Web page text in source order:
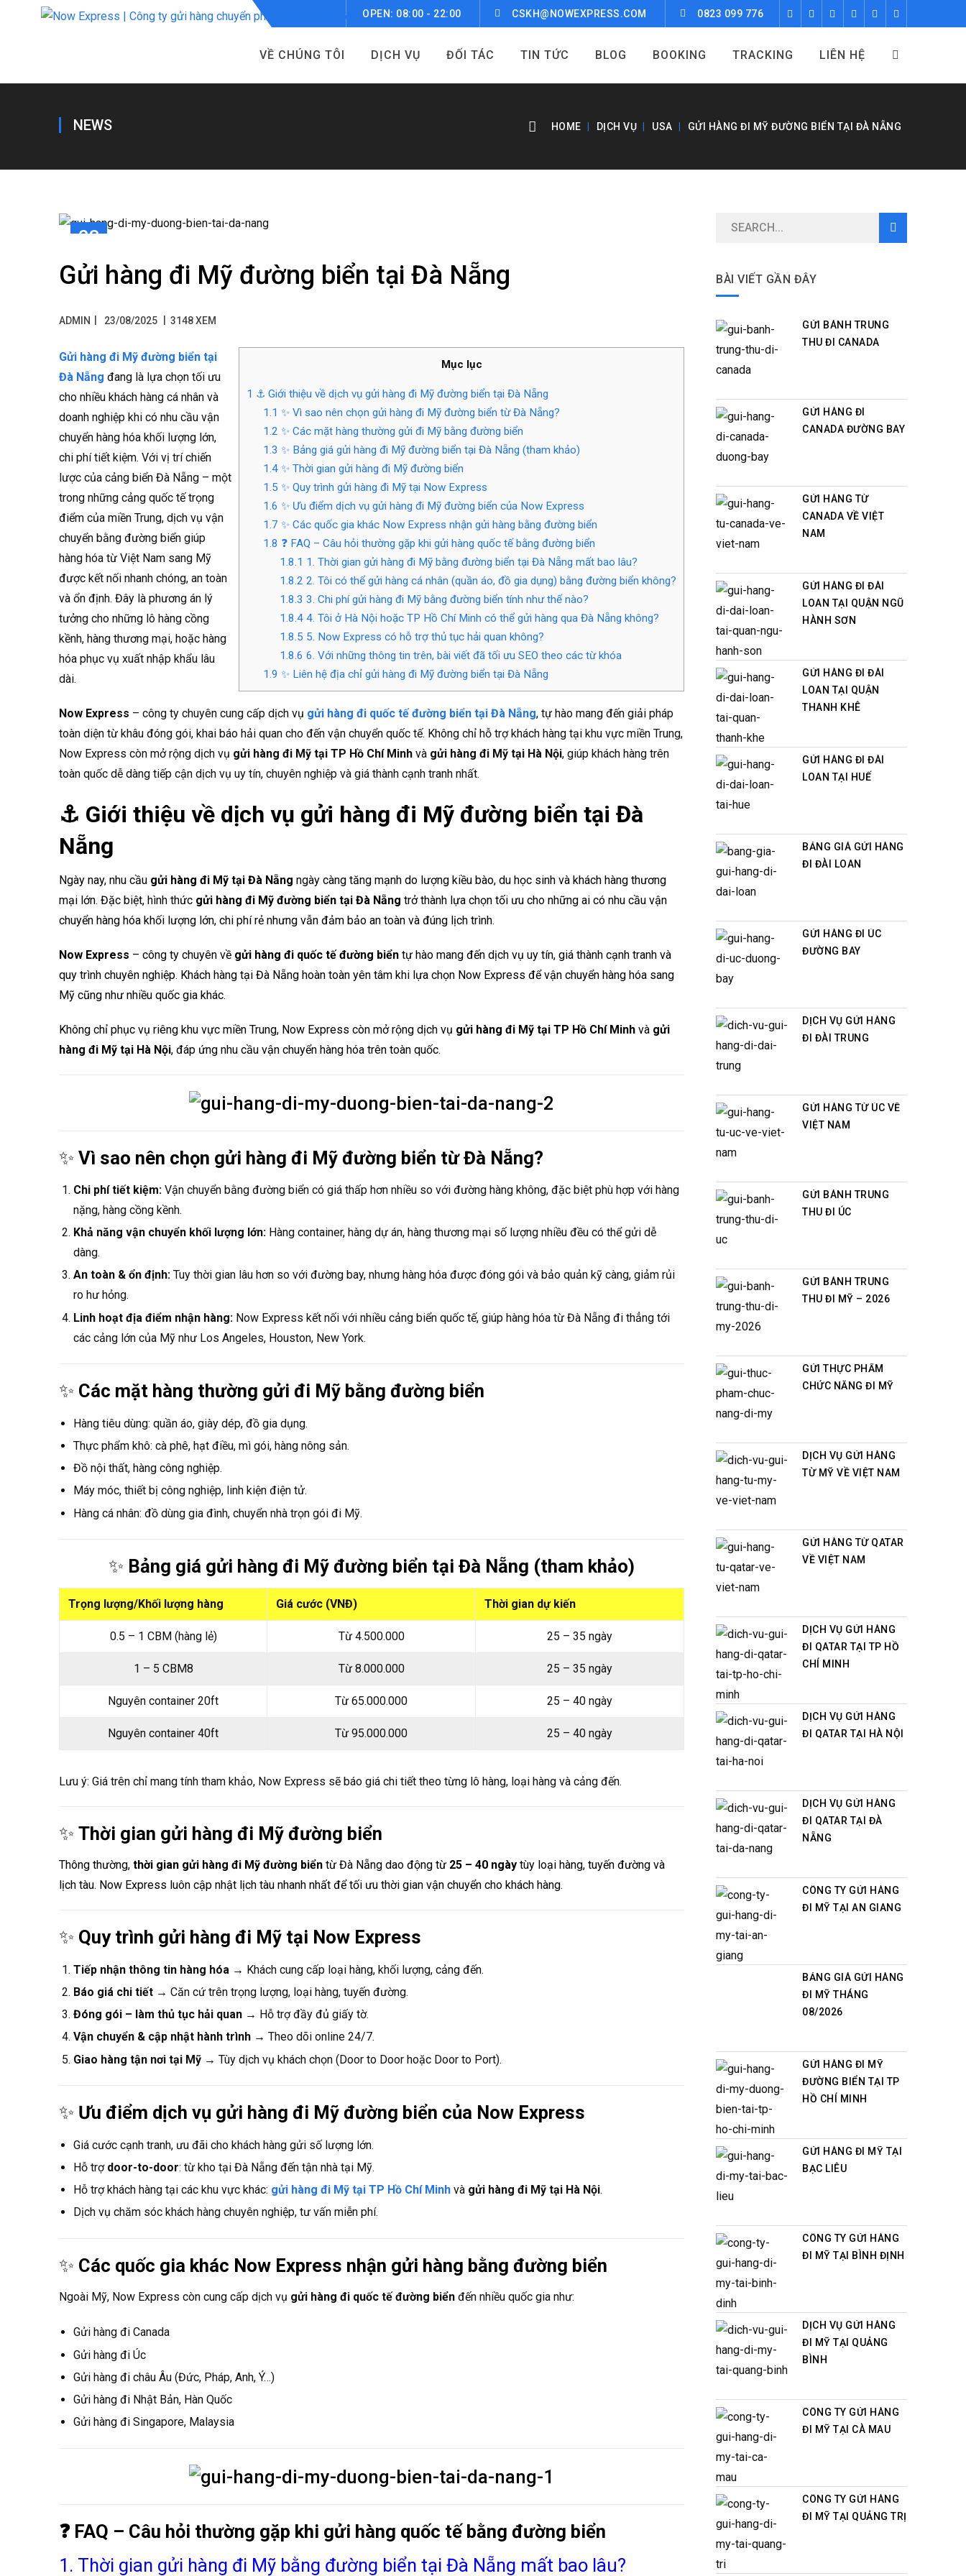
OPEN: 08:00 - 22:00 CSKH@NOWEXPRESS.COM 0823 099 776
VỀ CHÚNG TÔI DỊCH VỤ ĐỐI TÁC TIN TỨC BLOG BOOKING TRACKING LIÊN HỆ
NEWS HOME DỊCH VỤ USA GỬI HÀNG ĐI MỸ ĐƯỜNG BIỂN TẠI ĐÀ NẴNG
23
Gửi hàng đi Mỹ đường biển tại Đà Nẵng
ADMIN 23/08/2025 3148 XEM
Mục lục
1 ⚓ Giới thiệu về dịch vụ gửi hàng đi Mỹ đường biển tại Đà Nẵng
1.1 ✨ Vì sao nên chọn gửi hàng đi Mỹ đường biển từ Đà Nẵng?
1.2 ✨ Các mặt hàng thường gửi đi Mỹ bằng đường biển
1.3 ✨ Bảng giá gửi hàng đi Mỹ đường biển tại Đà Nẵng (tham khảo)
1.4✨ Thời gian gửi hàng đi Mỹ đường biển
1.5 ✨ Quy trình gửi hàng đi Mỹ tại Now Express
1.6 ✨ Ưu điểm dịch vụ gửi hàng đi Mỹ đường biển của Now Express
1.7 ✨ Các quốc gia khác Now Express nhận gửi hàng bằng đường biển
1.8 ❓ FAQ – Câu hỏi thường gặp khi gửi hàng quốc tế bằng đường biển
1.8.1 1. Thời gian gửi hàng đi Mỹ bằng đường biển tại Đà Nẵng mất bao lâu?
1.8.2 2. Tôi có thể gửi hàng cá nhân (quần áo, đồ gia dụng) bằng đường biển không?
1.8.3 3. Chi phí gửi hàng đi Mỹ bằng đường biển tính như thế nào?
1.8.44. Tôi ở Hà Nội hoặc TP Hồ Chí Minh có thể gửi hàng qua Đà Nẵng không?
1.8.5 5. Now Express có hỗ trợ thủ tục hải quan không?
1.8.6 6. Với những thông tin trên, bài viết đã tối ưu SEO theo các từ khóa
1.9 ✨ Liên hệ địa chỉ gửi hàng đi Mỹ đường biển tại Đà Nẵng
Gửi hàng đi Mỹ đường biển tại
Đà Nẵng đang là lựa chọn tối ưu
cho nhiều khách hàng cá nhân và
doanh nghiệp khi có nhu cầu vận
chuyển hàng hóa khối lượng lớn,
chi phí tiết kiệm. Với vị trí chiến
lược của cảng biển Đà Nẵng – một
trong những cảng quốc tế trọng
điểm của miền Trung, dịch vụ vận
chuyển bằng đường biển giúp
hàng hóa từ Việt Nam sang Mỹ
được kết nối nhanh chóng, an toàn
và ổn định. Đây là phương án lý
tưởng cho những lô hàng cồng
kềnh, hàng thương mại, hoặc hàng
hóa phục vụ xuất nhập khẩu lâu
dài.
Now Express – công ty chuyên cung cấp dịch vụ gửi hàng đi quốc tế đường biển tại Đà Nẵng, tự hào mang đến giải pháp
toàn diện từ khâu đóng gói, khai báo hải quan cho đến vận chuyển quốc tế. Không chỉ hỗ trợ khách hàng tại khu vực miền Trung,
Now Express còn mở rộng dịch vụ gửi hàng đi Mỹ tại TP Hồ Chí Minh và gửi hàng đi Mỹ tại Hà Nội, giúp khách hàng trên
toàn quốc dễ dàng tiếp cận dịch vụ uy tín, chuyên nghiệp và giá thành cạnh tranh nhất.
⚓ Giới thiệu về dịch vụ gửi hàng đi Mỹ đường biển tại Đà
Nẵng
Ngày nay, nhu cầu gửi hàng đi Mỹ tại Đà Nẵng ngày càng tăng mạnh do lượng kiều bào, du học sinh và khách hàng thương
mại lớn. Đặc biệt, hình thức gửi hàng đi Mỹ đường biển tại Đà Nẵng trở thành lựa chọn tối ưu cho những ai có nhu cầu vận
chuyển hàng hóa khối lượng lớn, chi phí rẻ nhưng vẫn đảm bảo an toàn và đúng lịch trình.
Now Express – công ty chuyên về gửi hàng đi quốc tế đường biển tự hào mang đến dịch vụ uy tín, giá thành cạnh tranh và
quy trình chuyên nghiệp. Khách hàng tại Đà Nẵng hoàn toàn yên tâm khi lựa chọn Now Express để vận chuyển hàng hóa sang
Mỹ cũng như nhiều quốc gia khác.
Không chỉ phục vụ riêng khu vực miền Trung, Now Express còn mở rộng dịch vụ gửi hàng đi Mỹ tại TP Hồ Chí Minh và gửi
hàng đi Mỹ tại Hà Nội, đáp ứng nhu cầu vận chuyển hàng hóa trên toàn quốc.
✨ Vì sao nên chọn gửi hàng đi Mỹ đường biển từ Đà Nẵng?
Chi phí tiết kiệm: Vận chuyển bằng đường biển có giá thấp hơn nhiều so với đường hàng không, đặc biệt phù hợp với hàng
nặng, hàng cồng kềnh.
Khả năng vận chuyển khối lượng lớn: Hàng container, hàng dự án, hàng thương mại số lượng nhiều đều có thể gửi dễ
dàng.
An toàn & ổn định: Tuy thời gian lâu hơn so với đường bay, nhưng hàng hóa được đóng gói và bảo quản kỹ càng, giảm rủi
ro hư hỏng.
Linh hoạt địa điểm nhận hàng: Now Express kết nối với nhiều cảng biển quốc tế, giúp hàng hóa từ Đà Nẵng đi thẳng tới
các cảng lớn của Mỹ như Los Angeles, Houston, New York.
✨ Các mặt hàng thường gửi đi Mỹ bằng đường biển
Hàng tiêu dùng: quần áo, giày dép, đồ gia dụng.
Thực phẩm khô: cà phê, hạt điều, mì gói, hàng nông sản.
Đồ nội thất, hàng công nghiệp.
Máy móc, thiết bị công nghiệp, linh kiện điện tử.
Hàng cá nhân: đồ dùng gia đình, chuyển nhà trọn gói đi Mỹ.
✨ Bảng giá gửi hàng đi Mỹ đường biển tại Đà Nẵng (tham khảo)
Trọng lượng/Khối lượng hàng Giá cước (VNĐ) Thời gian dự kiến
0.5 – 1 CBM (hàng lẻ) Từ 4.500.000 25 – 35 ngày
1 – 5 CBM8 Từ 8.000.000 25 – 35 ngày
Nguyên container 20ft Từ 65.000.000 25 – 40 ngày
Nguyên container 40ft Từ 95.000.000 25 – 40 ngày
Lưu ý: Giá trên chỉ mang tính tham khảo, Now Express sẽ báo giá chi tiết theo từng lô hàng, loại hàng và cảng đến.
✨ Thời gian gửi hàng đi Mỹ đường biển
Thông thường, thời gian gửi hàng đi Mỹ đường biển từ Đà Nẵng dao động từ 25 – 40 ngày tùy loại hàng, tuyến đường và
lịch tàu. Now Express luôn cập nhật lịch tàu nhanh nhất để tối ưu thời gian vận chuyển cho khách hàng.
✨ Quy trình gửi hàng đi Mỹ tại Now Express
Tiếp nhận thông tin hàng hóa → Khách cung cấp loại hàng, khối lượng, cảng đến.
Báo giá chi tiết → Căn cứ trên trọng lượng, loại hàng, tuyến đường.
Đóng gói – làm thủ tục hải quan → Hỗ trợ đầy đủ giấy tờ.
Vận chuyển & cập nhật hành trình → Theo dõi online 24/7.
Giao hàng tận nơi tại Mỹ → Tùy dịch vụ khách chọn (Door to Door hoặc Door to Port).
✨ Ưu điểm dịch vụ gửi hàng đi Mỹ đường biển của Now Express
Giá cước cạnh tranh, ưu đãi cho khách hàng gửi số lượng lớn.
Hỗ trợ door-to-door: từ kho tại Đà Nẵng đến tận nhà tại Mỹ.
Hỗ trợ khách hàng tại các khu vực khác: gửi hàng đi Mỹ tại TP Hồ Chí Minh và gửi hàng đi Mỹ tại Hà Nội.
Dịch vụ chăm sóc khách hàng chuyên nghiệp, tư vấn miễn phí.
✨ Các quốc gia khác Now Express nhận gửi hàng bằng đường biển
Ngoài Mỹ, Now Express còn cung cấp dịch vụ gửi hàng đi quốc tế đường biển đến nhiều quốc gia như:
Gửi hàng đi Canada
Gửi hàng đi Úc
Gửi hàng đi châu Âu (Đức, Pháp, Anh, Ý…)
Gửi hàng đi Nhật Bản, Hàn Quốc
Gửi hàng đi Singapore, Malaysia
❓ FAQ – Câu hỏi thường gặp khi gửi hàng quốc tế bằng đường biển
1. Thời gian gửi hàng đi Mỹ bằng đường biển tại Đà Nẵng mất bao lâu?
BÀI VIẾT GẦN ĐÂY
GỬI BÁNH TRUNG
THU ĐI CANADA
GỬI HÀNG ĐI
CANADA ĐƯỜNG BAY
GỬI HÀNG TỪ
CANADA VỀ VIỆT
NAM
GỬI HÀNG ĐI ĐÀI
LOAN TẠI QUẬN NGŨ
HÀNH SƠN
GỬI HÀNG ĐI ĐÀI
LOAN TẠI QUẬN
THANH KHÊ
GỬI HÀNG ĐI ĐÀI
LOAN TẠI HUẾ
BẢNG GIÁ GỬI HÀNG
ĐI ĐÀI LOAN
GỬI HÀNG ĐI ÚC
ĐƯỜNG BAY
DỊCH VỤ GỬI HÀNG
ĐI ĐÀI TRUNG
GỬI HÀNG TỪ ÚC VỀ
VIỆT NAM
GỬI BÁNH TRUNG
THU ĐI ÚC
GỬI BÁNH TRUNG
THU ĐI MỸ – 2026
GỬI THỰC PHẨM
CHỨC NĂNG ĐI MỸ
DỊCH VỤ GỬI HÀNG
TỪ MỸ VỀ VIỆT NAM
GỬI HÀNG TỪ QATAR
VỀ VIỆT NAM
DỊCH VỤ GỬI HÀNG
ĐI QATAR TẠI TP HỒ
CHÍ MINH
DỊCH VỤ GỬI HÀNG
ĐI QATAR TẠI HÀ NỘI
DỊCH VỤ GỬI HÀNG
ĐI QATAR TẠI ĐÀ
NẴNG
CÔNG TY GỬI HÀNG
ĐI MỸ TẠI AN GIANG
BẢNG GIÁ GỬI HÀNG
ĐI MỸ THÁNG
08/2026
GỬI HÀNG ĐI MỸ
ĐƯỜNG BIỂN TẠI TP
HỒ CHÍ MINH
GỬI HÀNG ĐI MỸ TẠI
BẠC LIÊU
CÔNG TY GỬI HÀNG
ĐI MỸ TẠI BÌNH ĐỊNH
DỊCH VỤ GỬI HÀNG
ĐI MỸ TẠI QUẢNG
BÌNH
CÔNG TY GỬI HÀNG
ĐI MỸ TẠI CÀ MAU
CÔNG TY GỬI HÀNG
ĐI MỸ TẠI QUẢNG TRỊ